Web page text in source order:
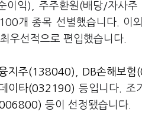
이익), 주주환원(배당/자사주
개 종목 선별했습니다. 이
우선적으로 편입했습니다.
지주(138040) DB손해보
이타(032190) 등입니다. 조
등이 선정됐습니다.